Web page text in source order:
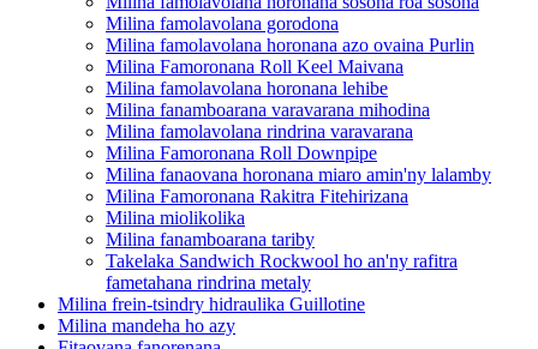
Milina famolavolana gorodona
Milina famolavolana horonana azo ovaina Purlin
Milina Famoronana Roll Keel Maivana
Milina famolavolana horonana lehibe
Milina fanamboarana varavarana mihodina
Milina famolavolana rindrina varavarana
Milina Famoronana Roll Downpipe
Milina fanaovana horonana miaro amin'ny lalamby
Milina Famoronana Rakitra Fitehirizana
Milina miolikolika
Milina fanamboarana tariby
Takelaka Sandwich Rockwool ho an'ny rafitra
fametahana rindrina metaly
Milina frein-tsindry hidraulika Guillotine
Milina mandeha ho azy